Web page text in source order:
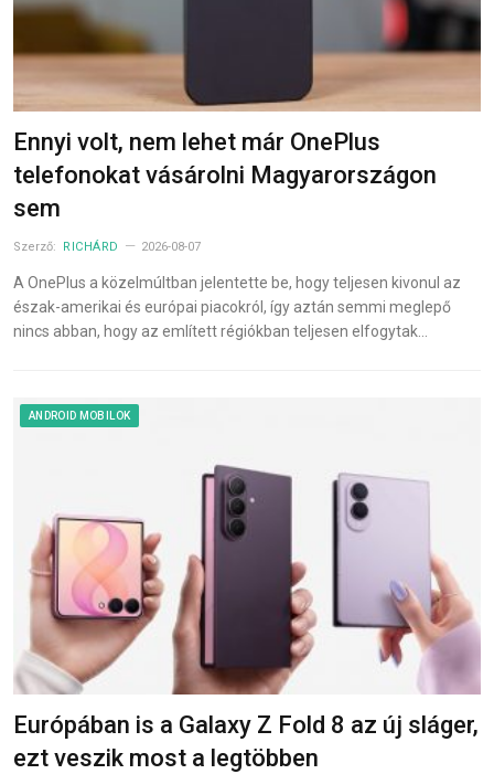
Ennyi volt, nem lehet már OnePlus
telefonokat vásárolni Magyarországon
sem
Szerző: RICHÁRD 2026-08-07
A OnePlus a közelmúltban jelentette be, hogy teljesen kivonul az
észak-amerikai és európai piacokról, így aztán semmi meglepő
nincs abban, hogy az említett régiókban teljesen elfogytak…
ANDROID MOBILOK
Európában is a Galaxy Z Fold 8 az új sláger,
ezt veszik most a legtöbben